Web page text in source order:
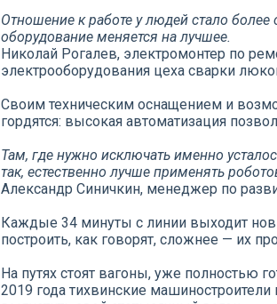
Отношение к работе у людей стало
оборудование меняется на лучшее.
Николай Рогалев, электромонтер по
электрооборудования цеха сварки
Своим техническим оснащением и
гордятся: высокая автоматизация
Там, где нужно исключать именно
так, естественно лучше применять
Александр Синичкин, менеджер по
Каждые 34 минуты с линии выходит
построить, как говорят, сложнее — их
На путях стоят вагоны, уже полностью
2019 года тихвинские машиностроители